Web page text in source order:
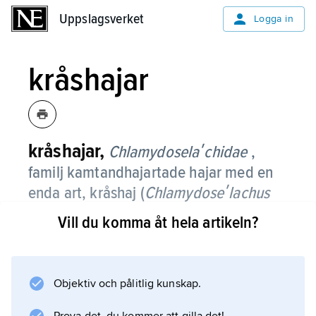
Uppslagsverket Logga in
kråshajar
kråshajar, Chlamydoselaʹchidae ,
familj kamtandhajartade hajar med en
enda art, kråshaj (Chlamydoseʹlachus
anguiʹneus
), en bottenlevande, relativt
sällsynt art som lever på djupt vatten,
oceanen och Atlanten.
Arten räknas som den utvecklingshistoriskt
Vill du komma åt hela artikeln?
Objektiv och pålitlig kunskap.